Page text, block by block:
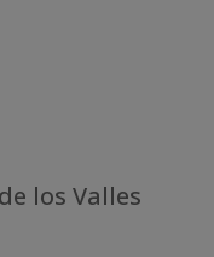
los Valles